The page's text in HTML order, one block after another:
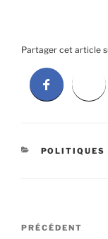
Partager cet article
CATÉGORIES
POLITIQUES
Navigation
Article
PRÉCÉDENT